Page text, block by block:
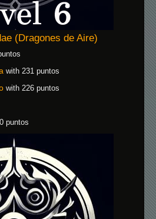
(Dragones de Aire)
with 231 puntos
with 226 puntos
puntos